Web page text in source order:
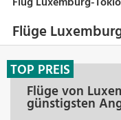
Flüge
Flüge von
günstigsten
TOP PREIS